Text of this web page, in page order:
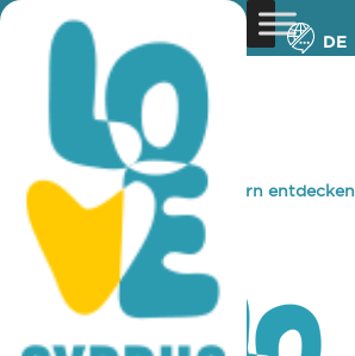
DE
You are here: Home »Zypern entdecken
PORTO ANTICO
PORTO ANTICO